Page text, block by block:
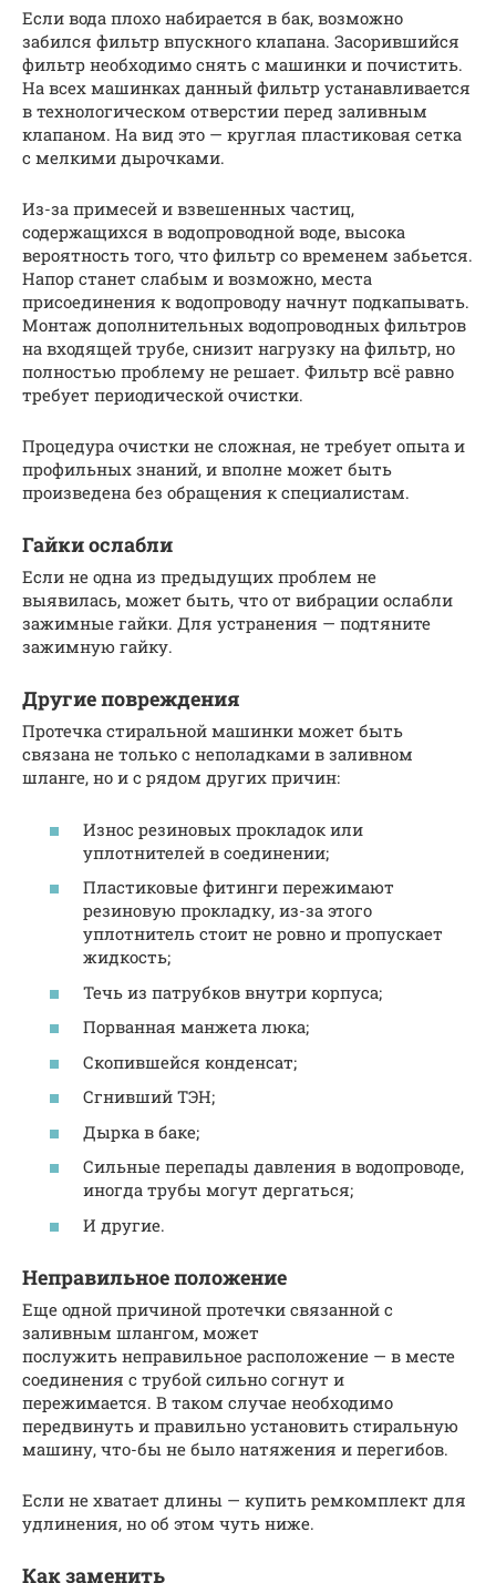
Если вода плохо набирается в бак, возможно
забился фильтр впускного клапана. Засорившийся
фильтр необходимо снять с машинки и почистить.
На всех машинках данный фильтр устанавливается
в технологическом отверстии перед заливным
клапаном. На вид это — круглая пластиковая сетка
с мелкими дырочками.
Из-за примесей и взвешенных частиц,
содержащихся в водопроводной воде, высока
вероятность того, что фильтр со временем забьется.
Напор станет слабым и возможно, места
присоединения к водопроводу начнут подкапывать.
Монтаж дополнительных водопроводных фильтров
на входящей трубе, снизит нагрузку на фильтр, но
полностью проблему не решает. Фильтр всё равно
требует периодической очистки.
Процедура очистки не сложная, не требует опыта и
профильных знаний, и вполне может быть
произведена без обращения к специалистам.
Гайки ослабли
Если не одна из предыдущих проблем не
выявилась, может быть, что от вибрации ослабли
зажимные гайки. Для устранения — подтяните
зажимную гайку.
Другие повреждения
Протечка стиральной машинки может быть
связана не только с неполадками в заливном
шланге, но и с рядом других причин:
Износ резиновых прокладок или
уплотнителей в соединении;
Пластиковые фитинги пережимают
резиновую прокладку, из-за этого
уплотнитель стоит не ровно и пропускает
жидкость;
Течь из патрубков внутри корпуса;
Порванная манжета люка;
Скопившейся конденсат;
Сгнивший ТЭН;
Дырка в баке;
Сильные перепады давления в водопроводе,
иногда трубы могут дергаться;
И другие.
Неправильное положение
Еще одной причиной протечки связанной с
заливным шлангом, может
послужить неправильное расположение — в месте
соединения с трубой сильно согнут и
пережимается. В таком случае необходимо
передвинуть и правильно установить стиральную
машину, что-бы не было натяжения и перегибов.
Если не хватает длины — купить ремкомплект для
удлинения, но об этом чуть ниже.
Как заменить